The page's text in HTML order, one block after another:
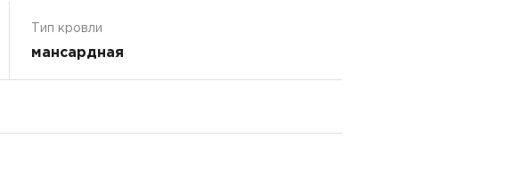
Тип кровли
мансардная